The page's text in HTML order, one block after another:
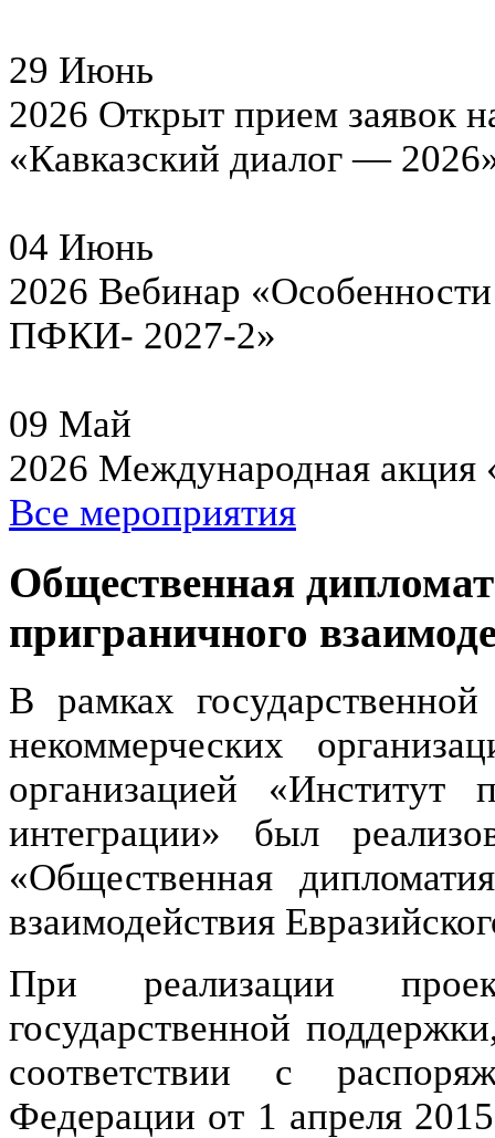
29 Июнь
2026 Открыт прием заявок
«Кавказский диалог —
04 Июнь
2026 Вебинар
ПФКИ- 2027-2»
09 Май
2026 Международная
Все мероприятия
Общественная
приграничного
В рамках
некоммерческих
организацией «Институт
интеграции» был
«Общественная
взаимодействия
При реализации
государственной
соответствии с
Федерации от 1 апреля